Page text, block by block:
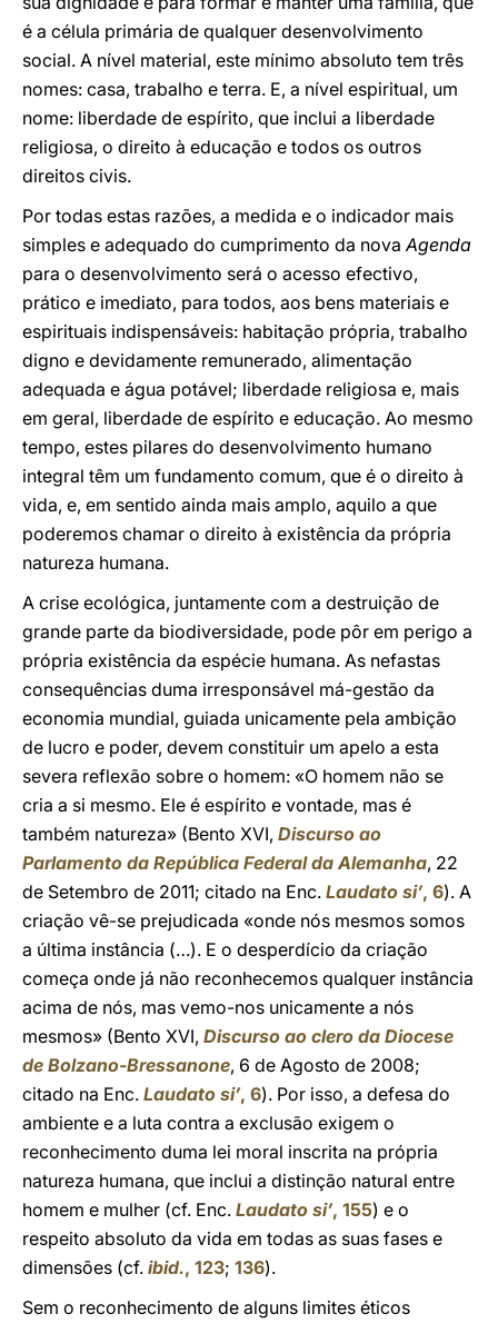
é a célula primária de qualquer desenvolvimento
social. A nível material, este mínimo absoluto tem três
nomes: casa, trabalho e terra. E, a nível espiritual, um
nome: liberdade de espírito, que inclui a liberdade
religiosa, o direito à educação e todos os outros
direitos civis.
Por todas estas razões, a medida e o indicador mais
simples e adequado do cumprimento da novaAgenda
para o desenvolvimento será o acesso efectivo,
prático e imediato, para todos, aos bens materiais e
espirituais indispensáveis: habitação própria, trabalho
digno e devidamente remunerado, alimentação
adequada e água potável; liberdade religiosa e, mais
em geral, liberdade de espírito e educação. Ao mesmo
tempo, estes pilares do desenvolvimento humano
integral têm um fundamento comum, que é o direito à
vida, e, em sentido ainda mais amplo, aquilo a que
poderemos chamar o direito à existência da própria
natureza humana.
A crise ecológica, juntamente com a destruição de
grande parte da biodiversidade, pode pôr em perigo a
própria existência da espécie humana. As nefastas
consequências duma irresponsável má-gestão da
economia mundial, guiada unicamente pela ambição
de lucro e poder, devem constituir um apelo a esta
severa reflexão sobre o homem: «O homem não se
cria a si mesmo. Ele é espírito e vontade, mas é
também natureza» (Bento XVI, Discurso ao
Parlamento da República Federal da Alemanha, 22
de Setembro de 2011; citado na Enc. Laudato si’, 6). A
criação vê-se prejudicada «onde nós mesmos somos
a última instância (…). E o desperdício da criação
começa onde já não reconhecemos qualquer instância
acima de nós, mas vemo-nos unicamente a nós
mesmos» (Bento XVI, Discurso ao clero da Diocese
de Bolzano-Bressanone, 6 de Agosto de 2008;
citado na Enc. Laudato si’, 6). Por isso, a defesa do
ambiente e a luta contra a exclusão exigem o
reconhecimento duma lei moral inscrita na própria
natureza humana, que inclui a distinção natural entre
homem e mulher (cf. Enc. Laudato si’, 155) e o
respeito absoluto da vida em todas as suas fases e
dimensões (cf. ibid., 123; 136).
Sem o reconhecimento de alguns limites éticos